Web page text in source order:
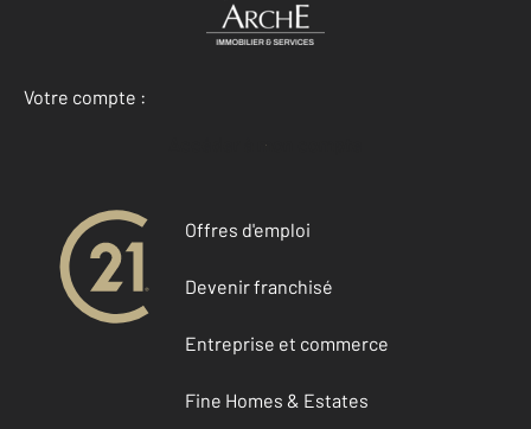
Votre compte :
Accéder à mon compte
Offres d'emploi
Devenir franchisé
Entreprise et commerce
Fine Homes & Estates